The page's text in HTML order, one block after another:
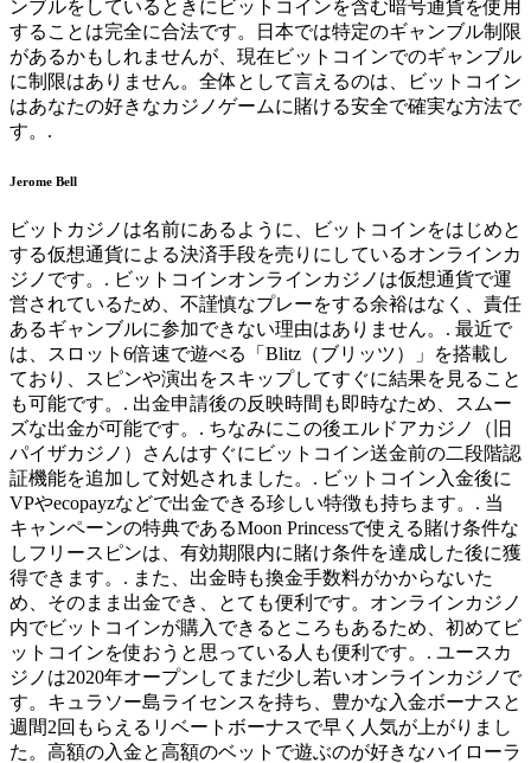
ンブルをしているときにビットコインを含む暗号通貨を使用
することは完全に合法です。日本では特定のギャンブル制限
があるかもしれませんが、現在ビットコインでのギャンブル
に制限はありません。全体として言えるのは、ビットコイン
はあなたの好きなカジノゲームに賭ける安全で確実な方法で
す。.
Jerome Bell
ビットカジノは名前にあるように、ビットコインをはじめと
する仮想通貨による決済手段を売りにしているオンラインカ
ジノです。. ビットコインオンラインカジノは仮想通貨で運
営されているため、不謹慎なプレーをする余裕はなく、責任
あるギャンブルに参加できない理由はありません。. 最近で
は、スロット6倍速で遊べる「Blitz（ブリッツ）」を搭載し
ており、スピンや演出をスキップしてすぐに結果を見ること
も可能です。. 出金申請後の反映時間も即時なため、スムー
ズな出金が可能です。. ちなみにこの後エルドアカジノ（旧
パイザカジノ）さんはすぐにビットコイン送金前の二段階認
証機能を追加して対処されました。. ビットコイン入金後に
VPやecopayzなどで出金できる珍しい特徴も持ちます。. 当
キャンペーンの特典であるMoon Princessで使える賭け条件な
しフリースピンは、有効期限内に賭け条件を達成した後に獲
得できます。. また、出金時も換金手数料がかからないた
め、そのまま出金でき、とても便利です。オンラインカジノ
内でビットコインが購入できるところもあるため、初めてビ
ットコインを使おうと思っている人も便利です。. ユースカ
ジノは2020年オープンしてまだ少し若いオンラインカジノで
す。キュラソー島ライセンスを持ち、豊かな入金ボーナスと
週間2回もらえるリベートボーナスで早く人気が上がりまし
た。高額の入金と高額のベットで遊ぶのが好きなハイローラ